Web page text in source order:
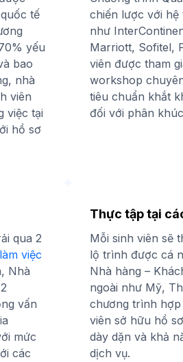
tế
yếu
bao
nhà
viên
việc tại
hồ sơ
chiến lược với hệ
như
Marriott, Sofitel,
viên được tham
workshop
tiêu chuẩn khắt
đối với phân
qua 2
việc
Nhà
vấn
mức
các
Thực tập tại
Mỗi sinh viên sẽ
lộ trình được cá
Nhà hàng –
ngoài như Mỹ,
chương trình hợp
viên sở hữu hồ
dày dặn và khả
dịch vụ.